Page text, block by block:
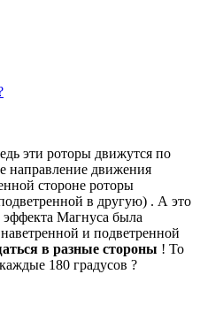
эти роторы движутся по
направление движения
стороне роторы
в другую) . А это
эффекта Магнуса была
и подветренной
в разные стороны ! То
180 градусов ?